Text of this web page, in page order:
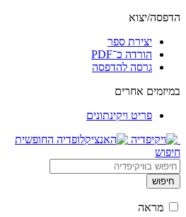
הדפסה/יצוא
יצירת ספר
הורדה כ־PDF
גרסה להדפסה
במיזמים אחרים
פריט ויקינתונים
חיפוש
חיפוש
מראה